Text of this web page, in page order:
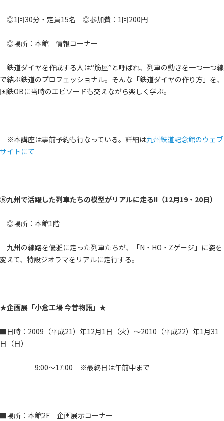
◎1回30分・定員15名 ◎参加費：1回200円
◎場所：本館 情報コーナー
鉄道ダイヤを作成する人は“筋屋”と呼ばれ、列車の動きを一つ一つ線
で結ぶ鉄道のプロフェッショナル。そんな「鉄道ダイヤの作り方」を、
国鉄OBに当時のエピソードも交えながら楽しく学ぶ。
※本講座は事前予約も行なっている。詳細は九州鉄道記念館のウェブ
サイトにて
⑤九州で活躍した列車たちの模型がリアルに走る!!（12月19・20日）
◎場所：本館1階
九州の線路を優雅に走った列車たちが、「N・HO・Zゲージ」に姿を
変えて、特設ジオラマをリアルに走行する。
★企画展「小倉工場 今昔物語」★
■日時：2009（平成21）年12月1日（火）～2010（平成22）年1月31
日（日）
9:00～17:00 ※最終日は午前中まで
■場所：本館2F 企画展示コーナー